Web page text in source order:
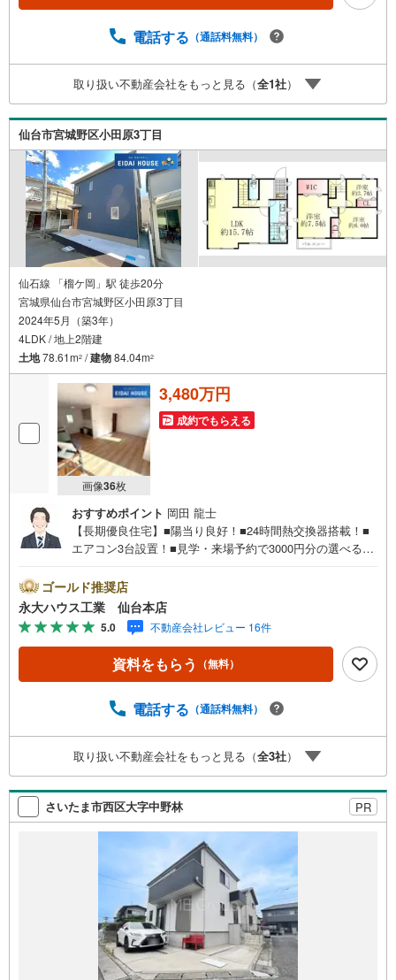
もちろん、ご購入時に気になる住宅ローン各種税金につい
スペースも完備！お子様連れのご家族様で是非お越しくだ
さい。営業時間:10:00～18:00（定休日火・水曜日※店舗に
より変動あり）現地のご案内も可能ですので、どうぞお気
軽にお問い合わせください！
電話する （通話料無料）
取り扱い不動産会社をもっと見る（全1社）
仙台市宮城野区小田原3丁目
仙石線 「榴ケ岡」駅 徒歩20分
宮城県仙台市宮城野区小田原3丁目
2024年5月（築3年）
4LDK / 地上2階建
土地78.61m2 /建物84.04m2
画像36枚
3,480万円
成約でもらえる
おすすめポイント 岡田 龍士
【長期優良住宅】■陽当り良好！■24時間熱交換器搭載！■
エアコン3台設置！■見学・来場予約で3000円分の選べるデ
仙台市を中心に宮城県内の多数店舗で展開中！こちらでは
当社の強みを大きく2つに分けてご紹介！1.＜豊富な不動産
知識＞戸建・マンション・土地...と種別を問わず不動産を
取り扱っております。更に教育施設や商業施設、子育て環
境や行政などの地域情報を総合し、お客様により良い物件
選びをして頂けるよう、しっかりとサポートさせて頂きま
【引っ越し】【リフォーム】など住宅に関する様々なご質
ついても、誠心誠意ご説明させて頂きます。各店舗ではキ
ッズスペースも完備！お子様連れのご家族様で是非お越し
ください。営業時間:10:00～18:00（定休日火・水曜日※店
舗により変動あり）現地のご案内も可能ですので、どうぞ
お気軽にお問い合わせください！
ゴールド推奨店
永大ハウス工業 仙台本店
5.0 不動産会社レビュー 16件
資料をもらう （無料）
電話する （通話料無料）
取り扱い不動産会社をもっと見る（全3社）
さいたま市西区大字中野林 PR